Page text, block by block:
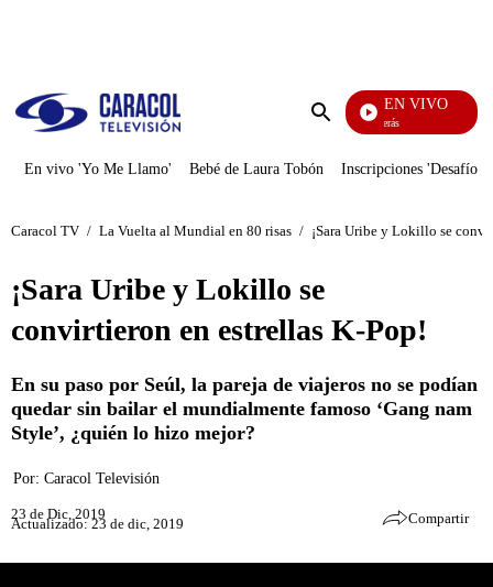
Enviar
EN VIVO
También Caerás
En vivo 'Yo Me Llamo' Bebé de Laura Tobón Inscripciones 'Desafío'
Caracol TV / La Vuelta al Mundial en 80 risas / ¡Sara Uribe y Lokillo se
¡Sara Uribe y Lokillo se
convirtieron en estrellas K-Pop!
En su paso por Seúl, la pareja de viajeros no se podían
quedar sin bailar el mundialmente famoso ‘Gang nam
Style’, ¿quién lo hizo mejor?
Por: Caracol Televisión
23 de Dic, 2019
Actualizado: 23 de dic, 2019 Compartir